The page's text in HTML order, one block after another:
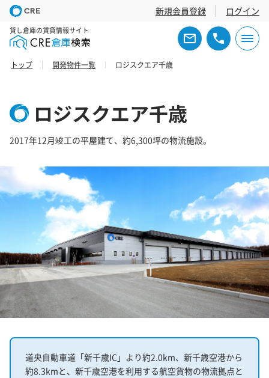
新規会員登録 ログイン
貸し倉庫の賃貸情報サイト
トップ 開発物件一覧 ロジスクエア千歳
ロジスクエア千歳
2017年12月竣工の平屋建て、約6,300坪の物流施設。
道央自動車道「新千歳IC」より約2.0km、新千歳空港から
約8.3kmと、新千歳空港を利用する航空貨物の物流拠点と